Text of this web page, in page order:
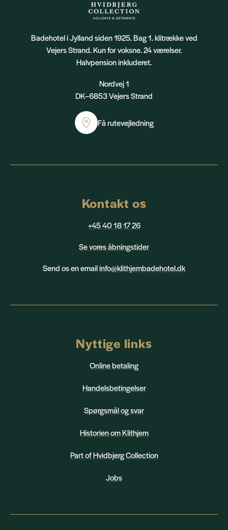
Nyttige links
Online betaling
Handelsbetingelser
Spørgsmål og svar
Historien om Klithjem
Part of Hvidbjerg Collection
Jobs
Badehotel i Jylland siden 1925. Bag 1. klitrække ved
Vejers Strand. Kun for voksne. 24 værelser.
Halvpension inkluderet.
Nordvej 1
DK–6853 Vejers Strand
Få rutevejledning
Kontakt os
+45 40 18 17 26
Se vores åbningstider
Send os en emailinfo@klithjembadehotel.dk